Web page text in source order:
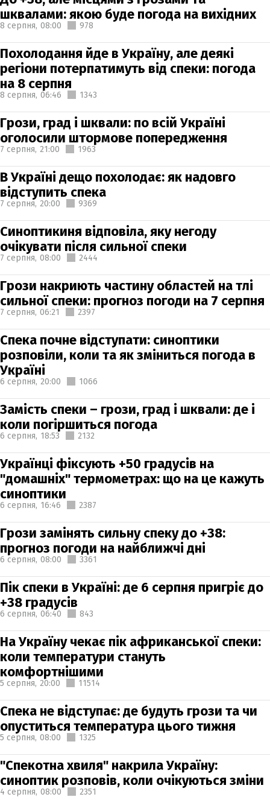
шквалами: якою буде погода на вихідних
8 серпня, 08:00 978
Похолодання йде в Україну, але деякі
регіони потерпатимуть від спеки: погода
на 8 серпня
8 серпня, 06:46 1343
Грози, град і шквали: по всій Україні
оголосили штормове попередження
7 серпня, 21:00 1963
В Україні дещо похолодає: як надовго
відступить спека
7 серпня, 20:00 9369
Синоптикиня відповіла, яку негоду
очікувати після сильної спеки
7 серпня, 08:00 2444
Грози накриють частину областей на тлі
сильної спеки: прогноз погоди на 7 серпня
7 серпня, 06:21 2397
Спека почне відступати: синоптики
розповіли, коли та як зміниться погода в
Україні
6 серпня, 20:00 1066
Замість спеки – грози, град і шквали: де і
коли погіршиться погода
6 серпня, 18:53 2132
Українці фіксують +50 градусів на
"домашніх" термометрах: що на це кажуть
синоптики
6 серпня, 16:46 2387
Грози замінять сильну спеку до +38:
прогноз погоди на найближчі дні
6 серпня, 08:00 3361
Пік спеки в Україні: де 6 серпня пригріє до
+38 градусів
6 серпня, 06:40 843
На Україну чекає пік африканської спеки:
коли температури стануть
комфортнішими
5 серпня, 20:00 11514
Спека не відступає: де будуть грози та чи
опуститься температура цього тижня
5 серпня, 08:00 1325
"Спекотна хвиля" накрила Україну:
синоптик розповів, коли очікуються зміни
4 серпня, 08:00 2351